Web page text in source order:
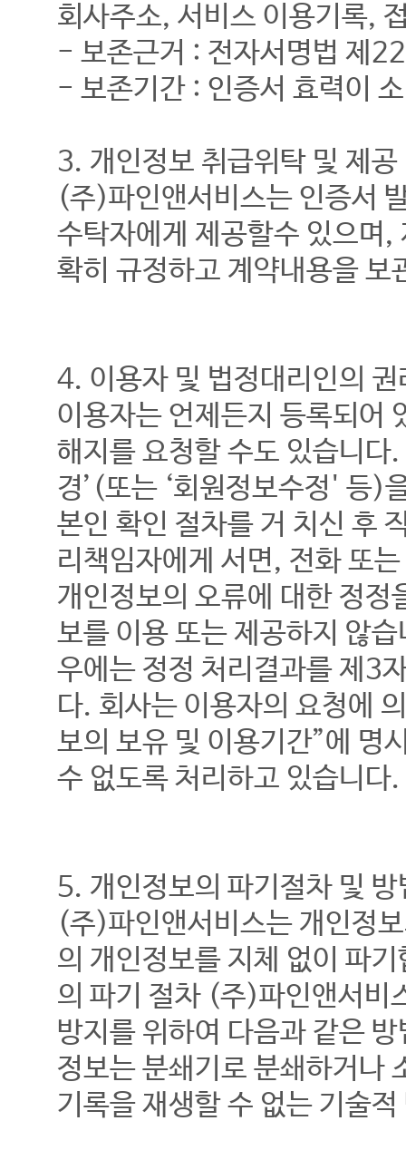
회사주소, 서비스 이용기록,
- 보존근거 : 전자서명법 제
- 보존기간 : 인증서 효력이
3. 개인정보 취급위탁 및 제공
(주)파인앤서비스는 인증서
수탁자에게 제공할수 있으며
확히 규정하고 계약내용을
4. 이용자 및 법정대리인의
이용자는 언제든지 등록되어
해지를 요청할 수도 있습니다
경’(또는 ‘회원정보수정' 등)
본인 확인 절차를 거 치신 후
리책임자에게 서면, 전화 또
개인정보의 오류에 대한 정정
보를 이용 또는 제공하지 않
우에는 정정 처리결과를 제3
다. 회사는 이용자의 요청에
보의 보유 및 이용기간”에 명
수 없도록 처리하고 있습니다.
5. 개인정보의 파기절차 및 방
(주)파인앤서비스는 개인정
의 개인정보를 지체 없이 파
의 파기 절차 (주)파인앤서비
방지를 위하여 다음과 같은
정보는 분쇄기로 분쇄하거나
기록을 재생할 수 없는 기술